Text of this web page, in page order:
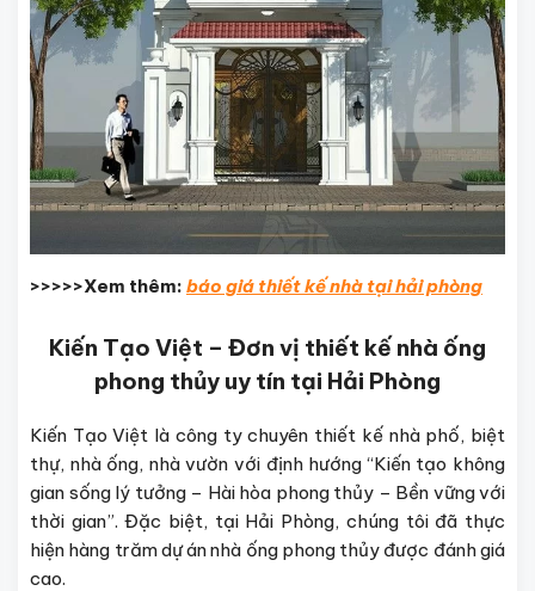
>>>>>Xem thêm: báo giá thiết kế nhà tại hải phòng
Kiến Tạo Việt – Đơn vị thiết kế nhà ống
phong thủy uy tín tại Hải Phòng
Kiến Tạo Việt là công ty chuyên thiết kế nhà phố, biệt
thự, nhà ống, nhà vườn với định hướng “Kiến tạo không
gian sống lý tưởng – Hài hòa phong thủy – Bền vững với
thời gian”. Đặc biệt, tại Hải Phòng, chúng tôi đã thực
hiện hàng trăm dự án nhà ống phong thủy được đánh giá
cao.